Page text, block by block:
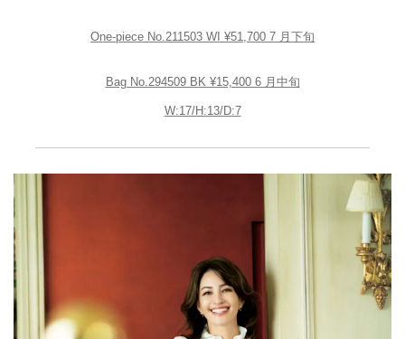
One-piece No.211503 WI ¥51,700 7 月下旬
Bag No.294509 BK ¥15,400 6 月中旬
W:17/H:13/D:7